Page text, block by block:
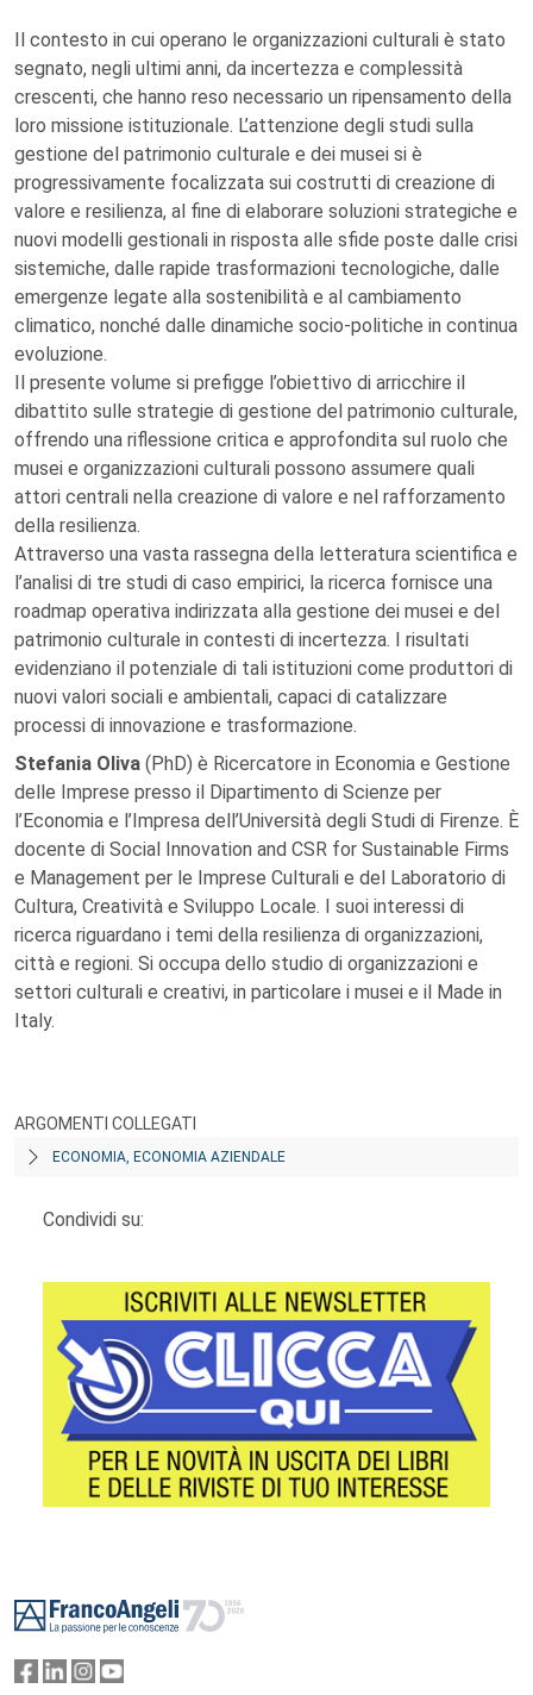
Il contesto in cui operano le organizzazioni culturali è stato
segnato, negli ultimi anni, da incertezza e complessità
crescenti, che hanno reso necessario un ripensamento della
loro missione istituzionale. L’attenzione degli studi sulla
gestione del patrimonio culturale e dei musei si è
progressivamente focalizzata sui costrutti di creazione di
valore e resilienza, al fine di elaborare soluzioni strategiche e
nuovi modelli gestionali in risposta alle sfide poste dalle crisi
sistemiche, dalle rapide trasformazioni tecnologiche, dalle
emergenze legate alla sostenibilità e al cambiamento
climatico, nonché dalle dinamiche socio-politiche in continua
evoluzione.
Il presente volume si prefigge l’obiettivo di arricchire il
dibattito sulle strategie di gestione del patrimonio culturale,
offrendo una riflessione critica e approfondita sul ruolo che
musei e organizzazioni culturali possono assumere quali
attori centrali nella creazione di valore e nel rafforzamento
della resilienza.
Attraverso una vasta rassegna della letteratura scientifica e
l’analisi di tre studi di caso empirici, la ricerca fornisce una
roadmap operativa indirizzata alla gestione dei musei e del
patrimonio culturale in contesti di incertezza. I risultati
evidenziano il potenziale di tali istituzioni come produttori di
nuovi valori sociali e ambientali, capaci di catalizzare
processi di innovazione e trasformazione.
Stefania Oliva (PhD) è Ricercatore in Economia e Gestione
delle Imprese presso il Dipartimento di Scienze per
l’Economia e l’Impresa dell’Università degli Studi di Firenze. È
docente di Social Innovation and CSR for Sustainable Firms
e Management per le Imprese Culturali e del Laboratorio di
Cultura, Creatività e Sviluppo Locale. I suoi interessi di
ricerca riguardano i temi della resilienza di organizzazioni,
città e regioni. Si occupa dello studio di organizzazioni e
settori culturali e creativi, in particolare i musei e il Made in
Italy.
ARGOMENTI COLLEGATI
ECONOMIA, ECONOMIA AZIENDALE
Condividi su: